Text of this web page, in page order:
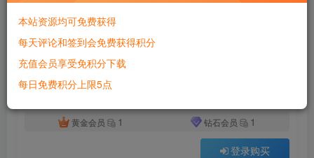
1 1062 769
此内容为付费资源，请付费后查看
黄金会员
1 钻石会员 1
登录购买
付费资源
本站资源均可免费获得
每天评论和签到会免费获得积分
充值会员享受免积分下载
每日免费积分上限5点